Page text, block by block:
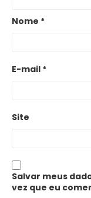
Nome *
E-mail *
Site
Salvar meus
vez que eu